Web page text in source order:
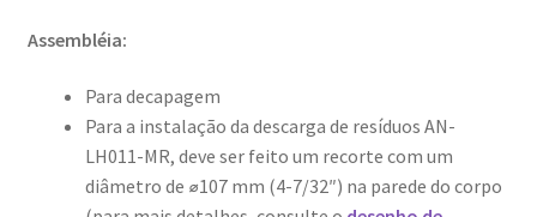
Assembléia:
Para decapagem
Para a instalação da descarga de resíduos AN-
LH011-MR, deve ser feito um recorte com um
diâmetro de ⌀107 mm (4-7/32″) na parede do corpo